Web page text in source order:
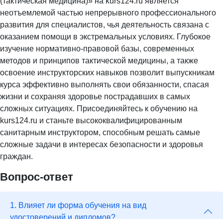
неотъемлемой частью непрерывного профессионального
развития для специалистов, чья деятельность связана с
оказанием помощи в экстремальных условиях. Глубокое
изучение нормативно-правовой базы, современных
методов и принципов тактической медицины, а также
освоение инструкторских навыков позволит выпускникам
курса эффективно выполнять свои обязанности, спасая
жизни и сохраняя здоровье пострадавших в самых
сложных ситуациях. Присоединяйтесь к обучению на
kurs124.ru и станьте высококвалифицированным
санитарным инструктором, способным решать самые
сложные задачи в интересах безопасности и здоровья
граждан.
Вопрос-ответ
1. Влияет ли форма обучения на вид